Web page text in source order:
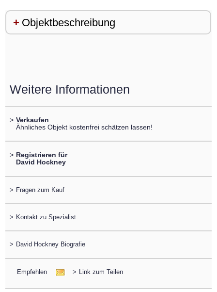
Objektbeschreibung
Weitere Informationen
> Verkaufen
Ähnliches Objekt kostenfrei schätzen lassen!
> Registrieren für
David Hockney
> Fragen zum Kauf
> Kontakt zu Spezialist
> David Hockney Biografie
Empfehlen > Link zum Teilen